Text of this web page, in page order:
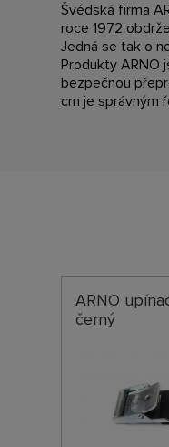
Švédská firma
roce 1972
Jedná se tak o
Produkty ARNO
bezpečnou
cm je správným
ARNO
černý